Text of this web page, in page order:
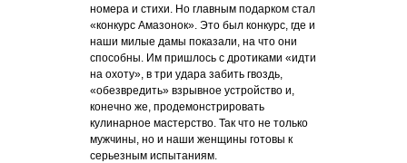
номера и стихи. Но главным подарком стал
«конкурс Амазонок». Это был конкурс, где и
наши милые дамы показали, на что они
способны. Им пришлось с дротиками «идти
на охоту», в три удара забить гвоздь,
«обезвредить» взрывное устройство и,
конечно же, продемонстрировать
кулинарное мастерство. Так что не только
мужчины, но и наши женщины готовы к
серьезным испытаниям.